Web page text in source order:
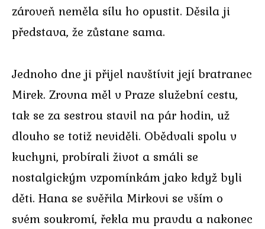
zároveň neměla sílu ho opustit. Děsila ji
představa, že zůstane sama.
Jednoho dne ji přijel navštívit její bratranec
Mirek. Zrovna měl v Praze služební cestu,
tak se za sestrou stavil na pár hodin, už
dlouho se totiž neviděli. Obědvali spolu v
kuchyni, probírali život a smáli se
nostalgickým vzpomínkám jako když byli
děti. Hana se svěřila Mirkovi se vším o
svém soukromí, řekla mu pravdu a nakonec